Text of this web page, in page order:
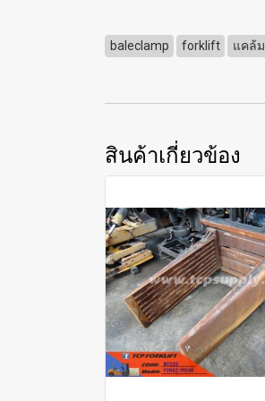
baleclamp forklift แคล้
สินค้าเกี่ยวข้อง